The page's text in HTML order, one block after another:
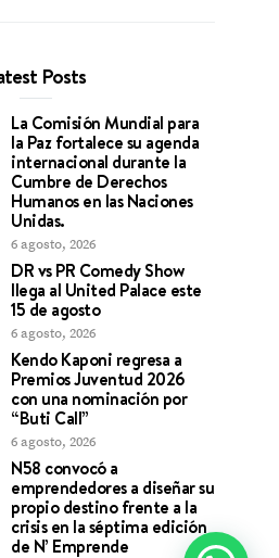
Posts
La Comisión Mundial para
la Paz fortalece su agenda
internacional durante la
Cumbre de Derechos
Humanos en las Naciones
Unidas.
6 agosto, 2026
DR vs PR Comedy Show
llega al United Palace este
15 de agosto
6 agosto, 2026
Kendo Kaponi regresa a
Premios Juventud 2026
con una nominación por
“Buti Call”
6 agosto, 2026
N58 convocó a
emprendedores a diseñar su
propio destino frente a la
crisis en la séptima edición
de N’ Emprende